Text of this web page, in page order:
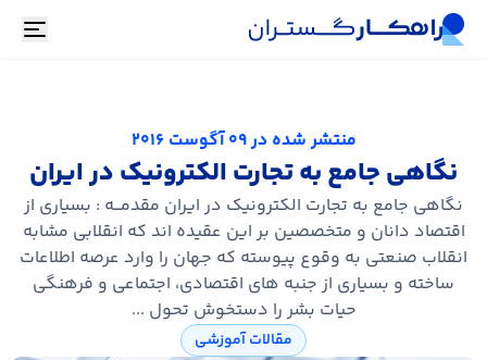
منتشر شده در09 آگوست 2016
نگاهی جامع به تجارت الکترونیک در ایران
نگاهی جامع به تجارت الکترونیک در ایران مقدمـــه : بسیاری از
اقتصاد دانان و متخصصین بر این عقیده اند که انقلابی مشابه
انقلاب صنعتی به وقوع پیوسته که جهان را وارد عرصه اطلاعات
ساخته و بسیاری از جنبه های اقتصادی، اجتماعی و فرهنگی
حیات بشر را دستخوش تحول ...
مقالات آموزشی